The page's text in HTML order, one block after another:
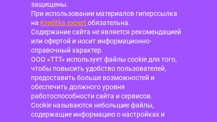
защищены.
При использовании материалов гиперссылка
на Kreditka.expert обязательна.
Содержание сайта не является рекомендацией
или офертой и носит информационно-
справочный характер.
ООО «ТТТ» использует файлы cookie для того,
чтобы повысить удобство пользователей,
предоставить больше возможностей и
обеспечить должного уровня
работоспособности сайта и сервисов.
Cookie называются небольшие файлы,
содержащие информацию о настройках и